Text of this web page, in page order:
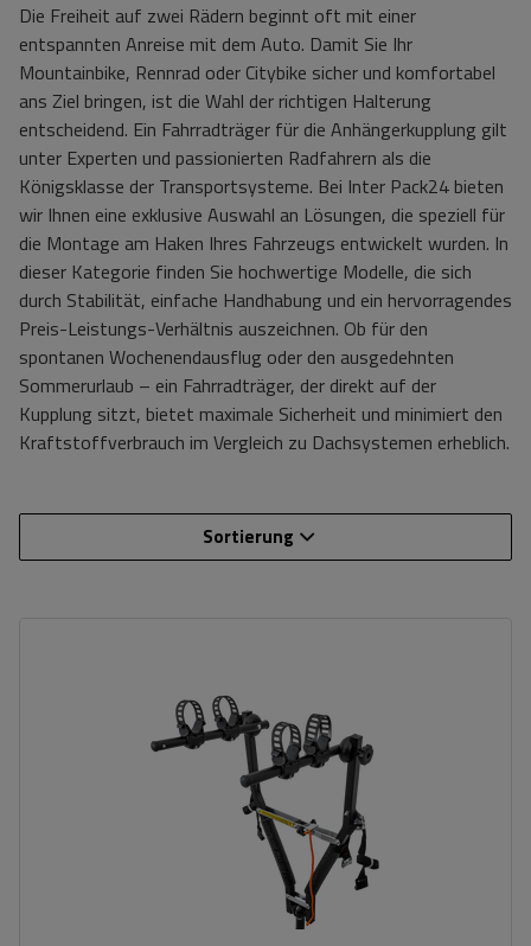
Die Freiheit auf zwei Rädern beginnt oft mit einer
entspannten Anreise mit dem Auto. Damit Sie Ihr
Mountainbike, Rennrad oder Citybike sicher und komfortabel
ans Ziel bringen, ist die Wahl der richtigen Halterung
entscheidend. Ein Fahrradträger für die Anhängerkupplung gilt
unter Experten und passionierten Radfahrern als die
Königsklasse der Transportsysteme. Bei Inter Pack24 bieten
wir Ihnen eine exklusive Auswahl an Lösungen, die speziell für
die Montage am Haken Ihres Fahrzeugs entwickelt wurden. In
dieser Kategorie finden Sie hochwertige Modelle, die sich
durch Stabilität, einfache Handhabung und ein hervorragendes
Preis-Leistungs-Verhältnis auszeichnen. Ob für den
spontanen Wochenendausflug oder den ausgedehnten
Sommerurlaub – ein Fahrradträger, der direkt auf der
Kupplung sitzt, bietet maximale Sicherheit und minimiert den
Kraftstoffverbrauch im Vergleich zu Dachsystemen erheblich.
Sortierung
Nutzlast der Haltebügel:
Möglichkeit zum Neigen mit
montierten Fahrrädern:
nein
klappbare Konstruktion, die weniger Platz einnimmt